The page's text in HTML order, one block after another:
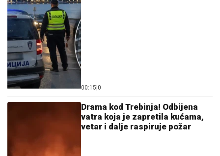
Horor u Laktašima: U dvorištu kuće pronađeno
ugljenisano telo žene (74), policija utvrđuje uzrok
smrti
HLADNI FRONT NAM DONOSI
PLjUSKOVE SA GRMLjAVINOM: Srbiju
čeka promena vremena, ovaj dan je
ključan
Pevačica (36) završila DOKTORSKE
estradi, a sad sa mužem i sinom otišla
na selo: Beru maline, pokazala kako
uživaju